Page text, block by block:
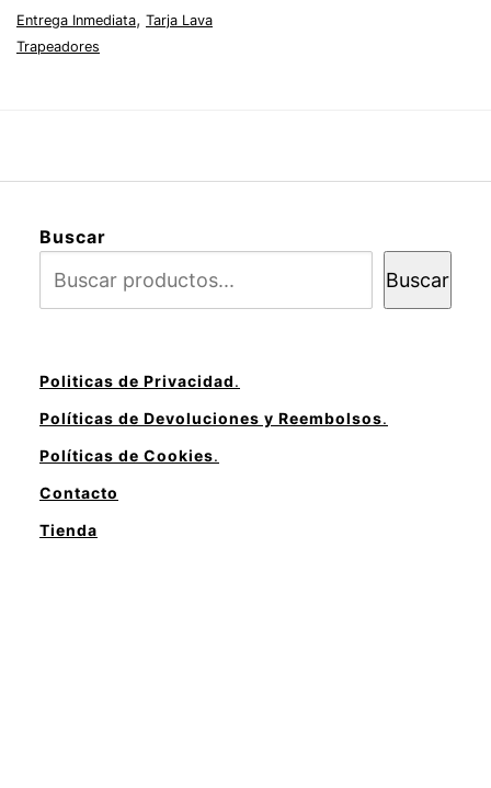
Entrega Inmediata, Tarja Lava
Trapeadores
Buscar
Buscar
Politicas de Privacidad.
Políticas de Devoluciones y Reembolsos.
Políticas de Cookies.
Contacto
Tienda